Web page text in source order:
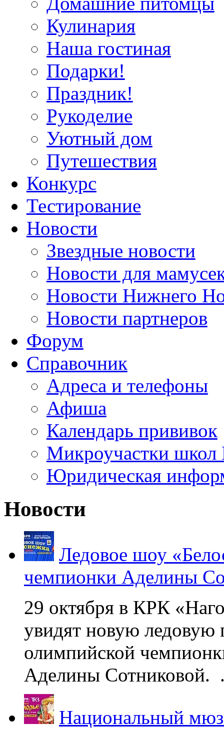
Кулинария
Наша гостиная
Подарки!
Праздник!
Рукоделие
Уютный дом
Путешествия
Конкурс
Тестирование
Новости
Звездные новости
Новости для
Новости Нижнего
Новости партнеров
Форум
Справочник
Адреса и телефоны
Афиша
Календарь прививок
Микроучастки школ
Юридическая
Новости
Ледовое шоу
чемпионки Аделины
29 октября в КРК
увидят новую ледовую
олимпийской
Аделины Сотниковой.
Национальный